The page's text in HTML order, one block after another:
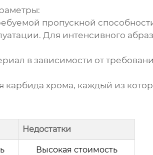
пропускной
Для интенсивного
в зависимости от
хрома, каждый из
Недостатки
Высокая стоимость